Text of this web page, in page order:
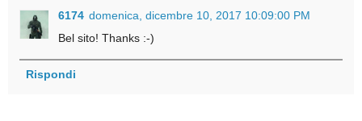
6174 domenica, dicembre 10, 2017 10:09:00 PM
Bel sito! Thanks :-)
Rispondi